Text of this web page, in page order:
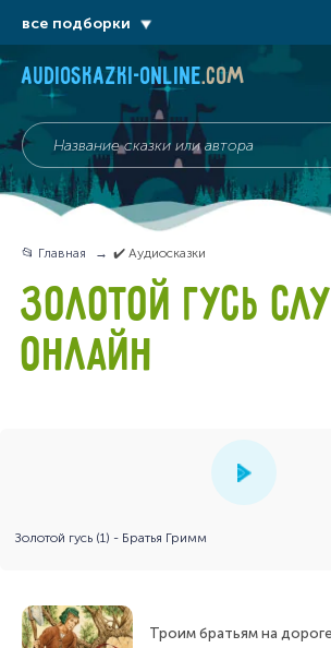
audioskazki-online.com
📂 Главная ✔️ Аудиосказки
ЗОЛОТОЙ ГУСЬ
ОНЛАЙН
Золотой гусь (1) - Братья Гримм
Троим братьям на
все подборки